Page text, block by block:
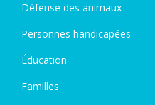
Défense des animaux
Personnes handicapées
Éducation
Familles